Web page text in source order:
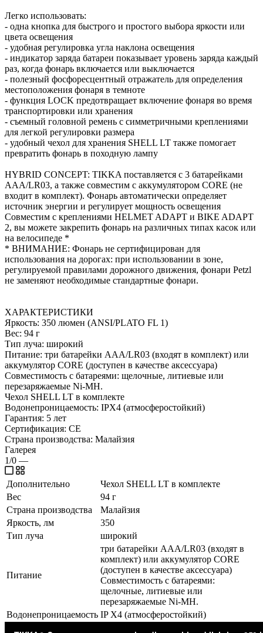
Легко использовать:
- одна кнопка для быстрого и простого выбора яркости или
цвета освещения
- удобная регулировка угла наклона освещения
- индикатор заряда батареи показывает уровень заряда каждый
раз, когда фонарь включается или выключается
- полезный фосфоресцентный отражатель для определения
местоположения фонаря в темноте
- функция LOCK предотвращает включение фонаря во время
транспортировки или хранения
- съемный головной ремень с симметричными креплениями
для легкой регулировки размера
- удобный чехол для хранения SHELL LT также помогает
превратить фонарь в походную лампу
HYBRID CONCEPT: TIKKA поставляется с 3 батарейками
AAA/LR03, а также совместим с аккумулятором CORE (не
входит в комплект). Фонарь автоматически определяет
источник энергии и регулирует мощность освещения
Совместим с креплениями HELMET ADAPT и BIKE ADAPT
2, вы можете закрепить фонарь на различных типах касок или
на велосипеде *
* ВНИМАНИЕ: Фонарь не сертифицирован для
использования на дорогах: при использовании в зоне,
регулируемой правилами дорожного движения, фонари Petzl
не заменяют необходимые стандартные фонари.
ХАРАКТЕРИСТИКИ
Яркость: 350 люмен (ANSI/PLATO FL 1)
Вес: 94 г
Тип луча: широкий
Питание: три батарейки AAA/LR03 (входят в комплект) или
аккумулятор CORE (доступен в качестве аксессуара)
Совместимость с батареями: щелочные, литиевые или
перезаряжаемые Ni-MH.
Чехол SHELL LT в комплекте
Водонепроницаемость: IPX4 (атмосферостойкий)
Гарантия: 5 лет
Сертификация: CE
Страна производства: Малайзия
Галерея
1/0 —
Дополнительно
Чехол SHELL LT в комплекте
Вес
94 г
Страна производства
Малайзия
Яркость, лм
350
Тип луча
широкий
Питание
три батарейки AAA/LR03 (входят в
комплект) или аккумулятор CORE
(доступен в качестве аксессуара)
Совместимость с батареями:
щелочные, литиевые или
перезаряжаемые Ni-MH.
Водонепроницаемость IP X4 (атмосферостойкий)